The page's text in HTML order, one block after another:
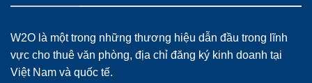
W2O là một trong những thương hiệu dẫn đầu trong lĩnh
vực cho thuê văn phòng, địa chỉ đăng ký kinh doanh tại
Việt Nam và quốc tế.